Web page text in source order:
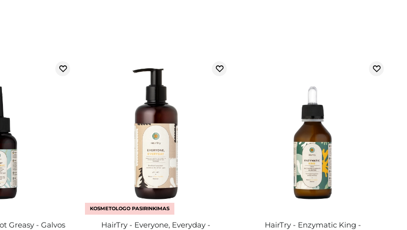
Greasy - Galvos
KOSMETOLOGO PASIRINKIMAS
HairTry - Everyone, Everyday -
HairTry - Enzymatic King -